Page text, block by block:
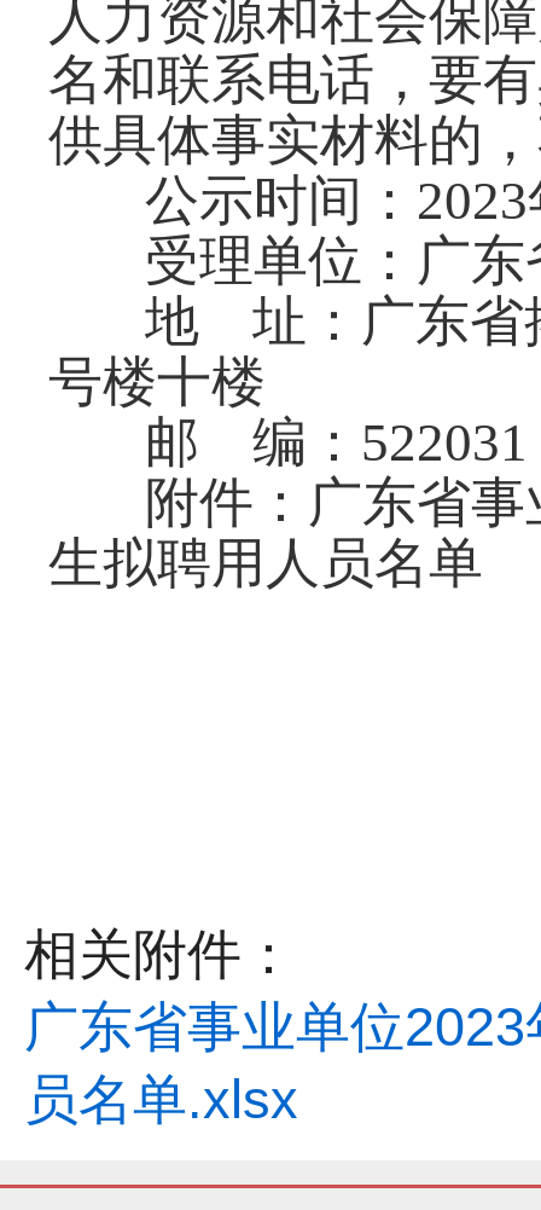
人力资源和社会保
名和联系电话，要
供具体事实材料的
公示时间：
受理单位：广
地 址：广东省
号楼十楼
邮 编：
附件：广东省
生拟聘用人员名单
相关附件：
广东省事业单位
员名单.xlsx